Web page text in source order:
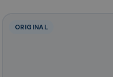
ORIGINAL